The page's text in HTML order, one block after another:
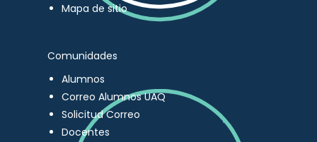
Mapa de sitio
Comunidades
Alumnos
Correo Alumnos UAQ
Solicitud Correo
Docentes